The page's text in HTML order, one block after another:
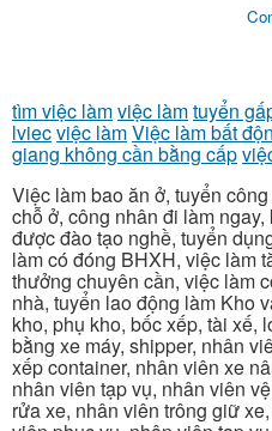
tìm việc làmviệc làmtuyển
lviecviệc làmViệc làm bất
giang không cần bằng cấp
Việc làm bao ăn ở, tuyển
chỗ ở, công nhân đi làm
được đào tạo nghề, tuyển
làm có đóng BHXH, việc làm
thưởng chuyên cần, việc làm
nhà, tuyển lao động làm Kho
kho, phụ kho, bốc xếp, tài xế,
bằng xe máy, shipper, nhân
xếp container, nhân viên xe
nhân viên tạp vụ, nhân viên
rửa xe, nhân viên trông giữ